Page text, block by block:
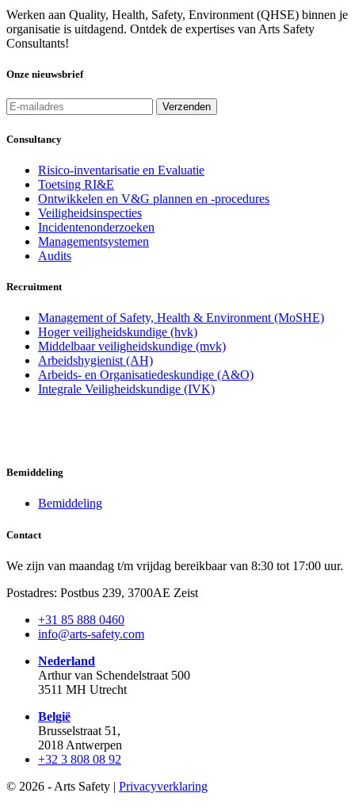
Werken aan Quality, Health, Safety, Environment (QHSE) binnen je
organisatie is uitdagend. Ontdek de expertises van Arts Safety
Consultants!
Onze nieuwsbrief
Consultancy
Risico-inventarisatie en Evaluatie
Toetsing RI&E
Ontwikkelen en V&G plannen en -procedures
Veiligheidsinspecties
Incidentenonderzoeken
Managementsystemen
Audits
Recruitment
Management of Safety, Health & Environment (MoSHE)
Hoger veiligheidskundige (hvk)
Middelbaar veiligheidskundige (mvk)
Arbeidshygienist (AH)
Arbeids- en Organisatiedeskundige (A&O)
Integrale Veiligheidskundige (IVK)
Bemiddeling
Bemiddeling
Contact
We zijn van maandag t/m vrijdag bereikbaar van 8:30 tot 17:00 uur.
Postadres: Postbus 239, 3700AE Zeist
+31 85 888 0460
info@arts-safety.com
Nederland
Arthur van Schendelstraat 500
3511 MH Utrecht
België
Brusselstraat 51,
2018 Antwerpen
+32 3 808 08 92
© 2026 - Arts Safety | Privacyverklaring